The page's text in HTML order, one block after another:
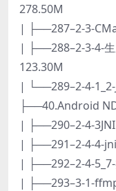
278.50M
| ├──287–2-3-
| ├──288–2-3-4-
123.30M
| └──289–2-4-
├──40.Android
| ├──290–2-4-
| ├──291–2-4-4-
| ├──292–2-4-
| ├──293–3-1-